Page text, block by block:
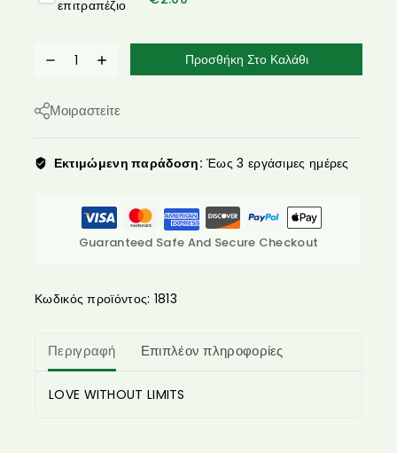
επιτραπέζιο
Προσθήκη Στο Καλάθι
Μοιραστείτε
Εκτιμώμενη παράδοση: Έως 3 εργάσιμες ημέρες
Guaranteed Safe And Secure Checkout
Κωδικός προϊόντος: 1813
Περιγραφή Επιπλέον πληροφορίες
LOVE WITHOUT LIMITS